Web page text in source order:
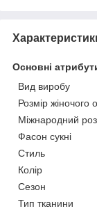
Основні
Вид виробу
Розмір жіночого
Міжнародний
Фасон сукні
Стиль
Колір
Сезон
Тип тканини